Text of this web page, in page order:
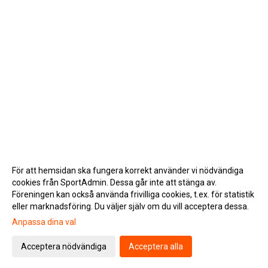
Gå till Webbversion
För att hemsidan ska fungera korrekt använder vi nödvändiga
cookies från SportAdmin. Dessa går inte att stänga av.
Föreningen kan också använda frivilliga cookies, t.ex. för statistik
eller marknadsföring. Du väljer själv om du vill acceptera dessa.
Anpassa dina val
Acceptera nödvändiga Acceptera alla